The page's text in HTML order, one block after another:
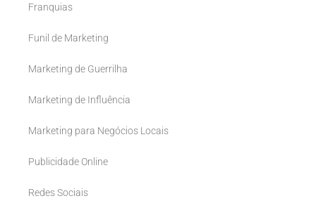
Franquias
Funil de Marketing
Marketing de Guerrilha
Marketing de Influência
Marketing para Negócios Locais
Publicidade Online
Redes Sociais